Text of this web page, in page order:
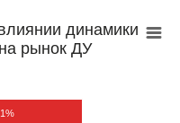
динамики
рынок ДУ